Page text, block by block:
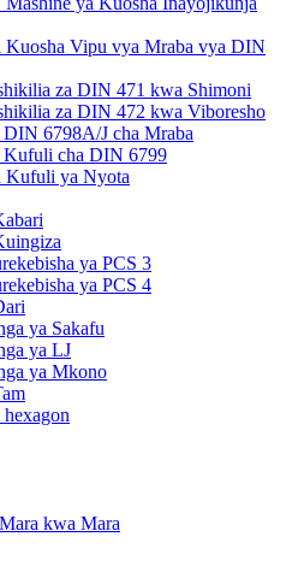
Kuosha Vipu vya Mraba vya DIN
za DIN 471 kwa Shimoni
za DIN 472 kwa Viboresho
6798A/J cha Mraba
Kufuli cha DIN 6799
Kufuli ya Nyota
ya PCS 3
ya PCS 4
ya Sakafu
ya LJ
ya Mkono
kwa Mara